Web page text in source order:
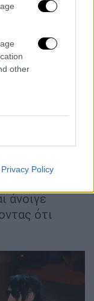
other
Privacy Policy
μήνυσαν
Game of
πέρασε έναν
ότι ο Warner
και τη
της.
σε ένα
άνοιγε
ότι